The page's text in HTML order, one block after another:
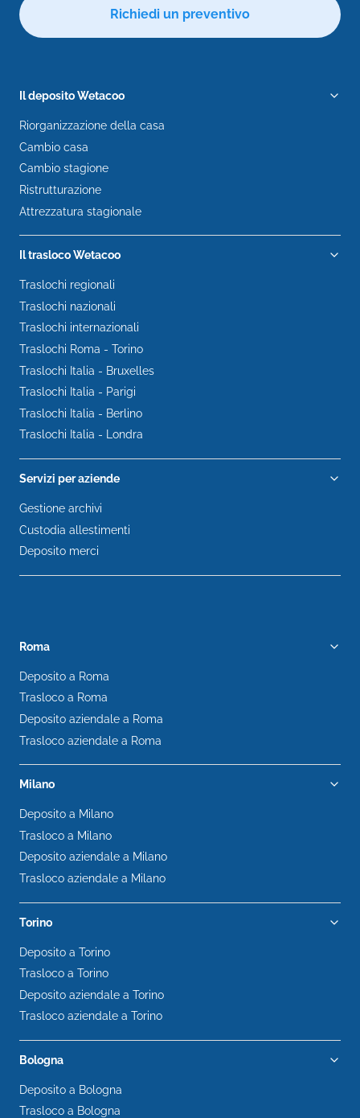
Richiedi un preventivo
Il deposito Wetacoo
Riorganizzazione della casa
Cambio casa
Cambio stagione
Ristrutturazione
Attrezzatura stagionale
Il trasloco Wetacoo
Traslochi regionali
Traslochi nazionali
Traslochi internazionali
Traslochi Roma - Torino
Traslochi Italia - Bruxelles
Traslochi Italia - Parigi
Traslochi Italia - Berlino
Traslochi Italia - Londra
Servizi per aziende
Gestione archivi
Custodia allestimenti
Deposito merci
Roma
Deposito a Roma
Trasloco a Roma
Deposito aziendale a Roma
Trasloco aziendale a Roma
Milano
Deposito a Milano
Trasloco a Milano
Deposito aziendale a Milano
Trasloco aziendale a Milano
Torino
Deposito a Torino
Trasloco a Torino
Deposito aziendale a Torino
Trasloco aziendale a Torino
Bologna
Deposito a Bologna
Trasloco a Bologna